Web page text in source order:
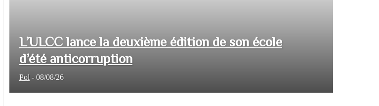
L’ULCC lance la deuxième édition de son école
d’été anticorruption
Pol - 08/08/26